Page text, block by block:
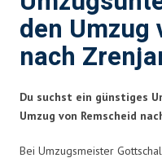
den Umzug
nach
Du suchst ein günstiges
Umzug von Remscheid
Bei Umzugsmeister